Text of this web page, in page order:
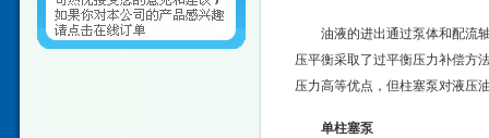
油液的进出通过泵体和配流
压平衡采取了过平衡压力补偿方
压力高等优点，但柱塞泵对液压
单柱塞泵